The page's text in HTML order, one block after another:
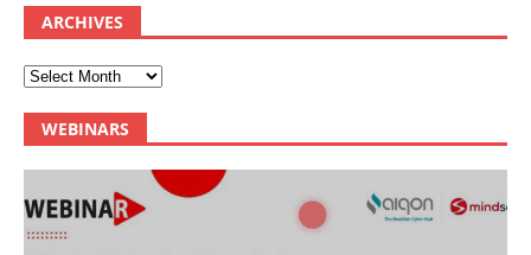
ARCHIVES
WEBINARS